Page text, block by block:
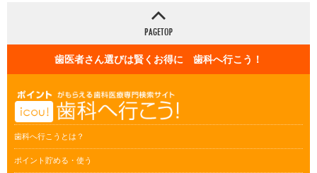
歯医者さん選びは賢くお得に 歯科へ行こう！
歯科へ行こうとは？
ポイント貯める・使う